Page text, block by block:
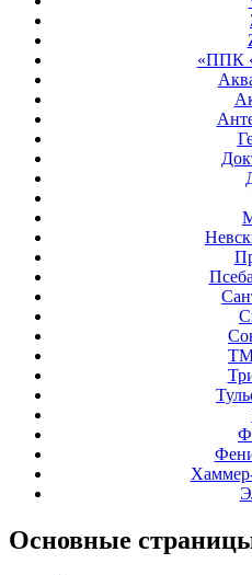
«ППК
Основные